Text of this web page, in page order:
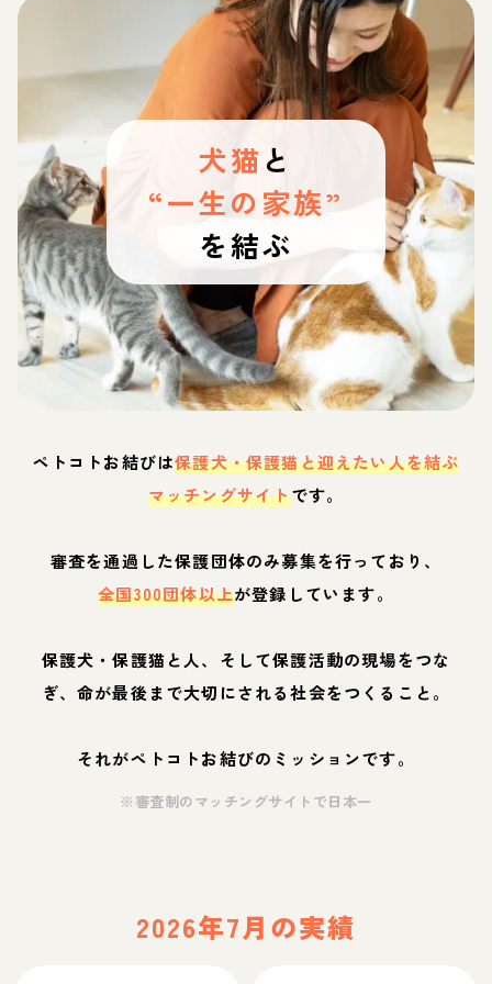
犬猫 と
“一生の家族”
を結ぶ
ペトコトお結びは保護犬・保護猫と迎えたい人を結ぶ
マッチングサイトです。
審査を通過した保護団体のみ募集を行っており、
全国300団体以上が登録しています。
保護犬・保護猫と人、そして保護活動の現場をつな
ぎ、命が最後まで大切にされる社会をつくること。
それがペトコトお結びのミッションです。
※審査制のマッチングサイトで日本一
2026年7月の実績